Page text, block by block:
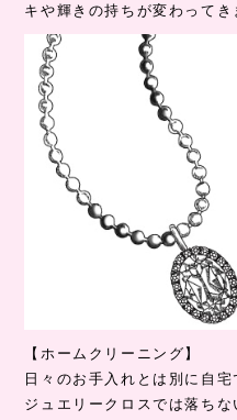
キや輝きの持ちが変わってき
【ホームクリーニング】
日々のお手入れとは別に自
ジュエリークロスでは落ち